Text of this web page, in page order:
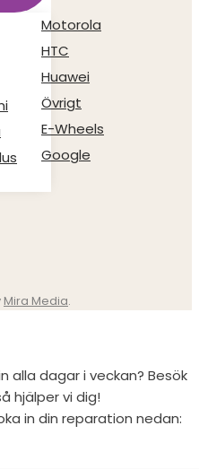
Motorola
HTC
Huawei
Övrigt
E-Wheels
Google
Mira Media.
alla dagar i veckan? Besök
hjälper vi dig!
in din reparation nedan: